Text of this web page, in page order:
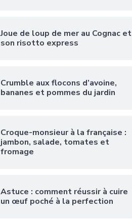
Joue de loup de mer au Cognac et
son risotto express
Crumble aux flocons d’avoine,
bananes et pommes du jardin
Croque-monsieur à la française :
jambon, salade, tomates et
fromage
Astuce : comment réussir à cuire
un œuf poché à la perfection